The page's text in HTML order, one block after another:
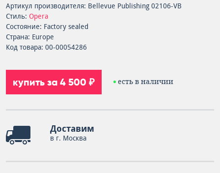
Артикул производителя: Bellevue Publishing 02106-VB
Стиль: Opera
Состояние: Factory sealed
Страна: Europe
Код товара: 00-00054286
купить за 4 500 ₽ есть в наличии
Доставим
в г. Москва